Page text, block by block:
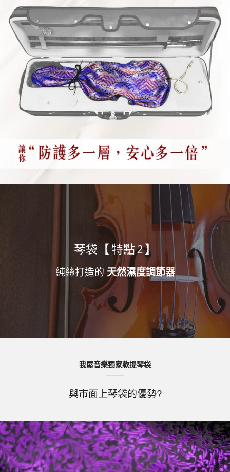
琴袋【 特點 2 】
純絲打造的 天然濕度調節器
我屋音樂獨家款提琴袋
與市面上琴袋的優勢?